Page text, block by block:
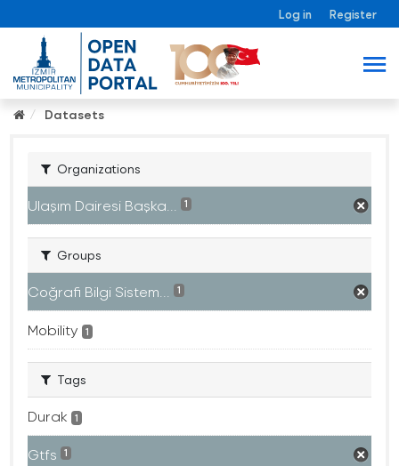
Log in Register
Datasets
Organizations
Ulaşım Dairesi Başka... 1
Groups
Coğrafi Bilgi Sistem... 1
Mobility 1
Tags
Durak 1
Gtfs 1